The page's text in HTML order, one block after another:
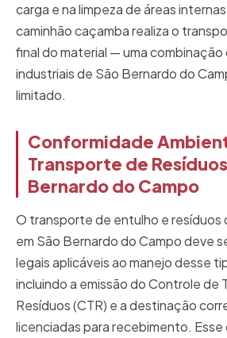
carga e na limpeza de áreas
caminhão caçamba realiza o
final do material — uma combinação
industriais de São Bernardo do
limitado.
Conformidade
Transporte de
Bernardo do Campo
O transporte de entulho e resíduos
em São Bernardo do Campo deve
legais aplicáveis ao manejo desse
incluindo a emissão do Controle de
Resíduos (CTR) e a destinação
licenciadas para recebimento. Esse